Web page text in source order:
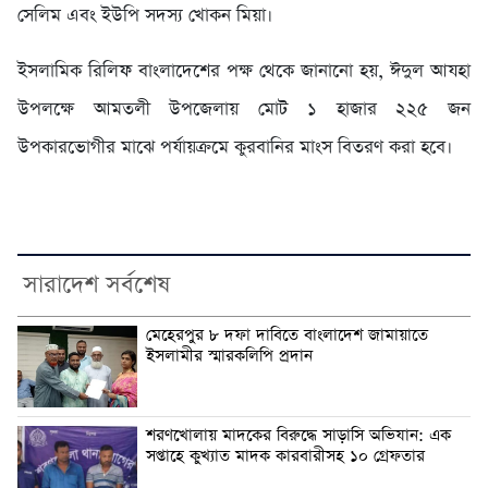
সেলিম এবং ইউপি সদস্য খোকন মিয়া।
ইসলামিক রিলিফ বাংলাদেশের পক্ষ থেকে জানানো হয়, ঈদুল আযহা
উপলক্ষে আমতলী উপজেলায় মোট ১ হাজার ২২৫ জন
উপকারভোগীর মাঝে পর্যায়ক্রমে কুরবানির মাংস বিতরণ করা হবে।
সারাদেশ সর্বশেষ
মেহেরপুর ৮ দফা দাবিতে বাংলাদেশ জামায়াতে
ইসলামীর স্মারকলিপি প্রদান
শরণখোলায় মাদকের বিরুদ্ধে সাড়াসি অভিযান: এক
সপ্তাহে কুখ্যাত মাদক কারবারীসহ ১০ গ্রেফতার